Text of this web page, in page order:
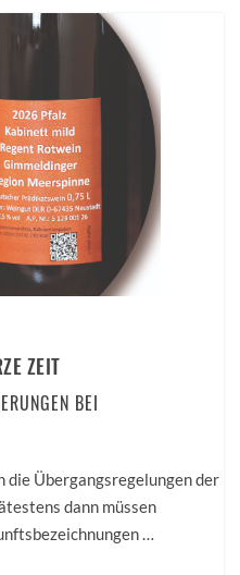
ZEIT
BEI
Übergangsregelungen der
dann müssen
…